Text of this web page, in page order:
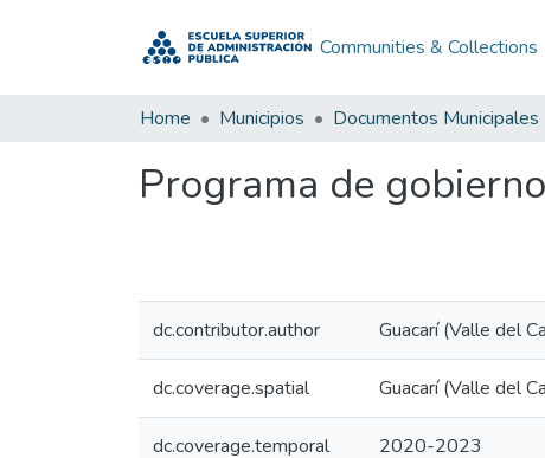
Communities & Collections
Home Municipios Documentos Municipales
Programa de
dc.contributor.author Guacarí (Valle del
dc.coverage.spatial Guacarí (Valle del
dc.coverage.temporal 2020-2023